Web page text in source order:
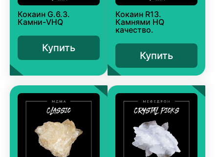
Кокаин G.6.3.
Камни-VHQ
Купить
Кокаин R13.
Камнями HQ
качество.
Купить